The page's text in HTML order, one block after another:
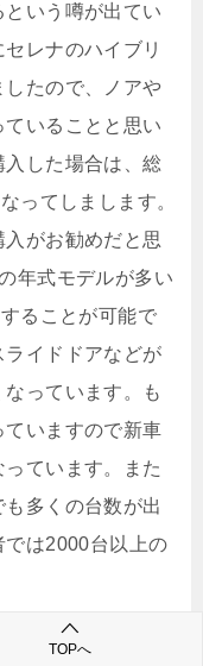
いう噂が出てい
レナのハイブリ
したので、ノアや
いることと思い
した場合は、総
ってしまします。
がお勧めだと思
年式モデルが多い
ることが可能で
イドドアなどが
っています。も
いますので新車
ています。また
多くの台数が出
では2000台以上の
TOPへ